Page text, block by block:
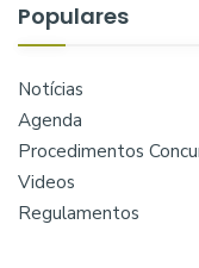
Populares
Notícias
Agenda
Procedimentos
Videos
Regulamentos